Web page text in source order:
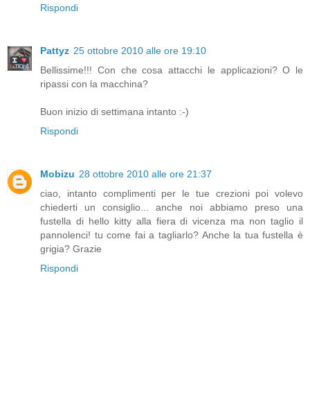
Rispondi
Pattyz 25 ottobre 2010 alle ore 19:10
Bellissime!!! Con che cosa attacchi le applicazioni? O le
ripassi con la macchina?
Buon inizio di settimana intanto :-)
Rispondi
Mobizu 28 ottobre 2010 alle ore 21:37
ciao, intanto complimenti per le tue crezioni poi volevo
chiederti un consiglio... anche noi abbiamo preso una
fustella di hello kitty alla fiera di vicenza ma non taglio il
pannolenci! tu come fai a tagliarlo? Anche la tua fustella è
grigia? Grazie
Rispondi